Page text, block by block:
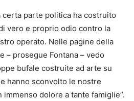
certa parte politica ha costruito
vero e proprio odio contro la
operato. Nelle pagine della
– prosegue Fontana – vedo
bufale costruite ad arte su
hanno sconvolto le nostre
dolore a tante famiglie”.